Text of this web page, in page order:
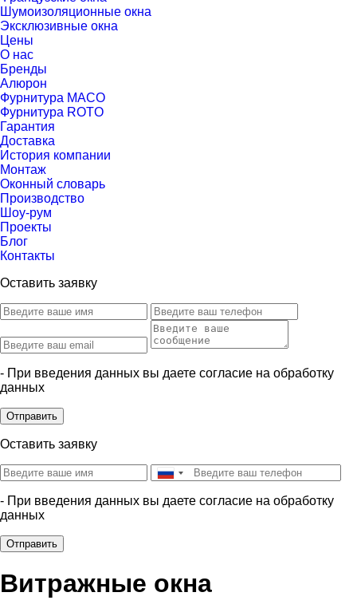
Шумоизоляционные окна
Эксклюзивные окна
Цены
О нас
Бренды
Алюрон
Фурнитура MACO
Фурнитура ROTO
Гарантия
Доставка
История компании
Монтаж
Оконный словарь
Производство
Шоу-рум
Проекты
Блог
Контакты
Оставить заявку
- При введения данных вы даете согласие на обработку
данных
Отправить
Оставить заявку
- При введения данных вы даете согласие на обработку
данных
Отправить
Витражные окна